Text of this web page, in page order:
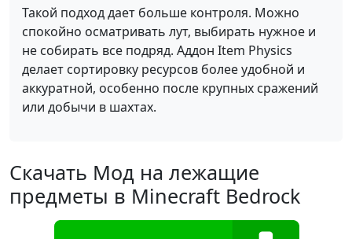
Такой подход дает больше контроля. Можно
спокойно осматривать лут, выбирать нужное и
не собирать все подряд. Аддон Item Physics
делает сортировку ресурсов более удобной и
аккуратной, особенно после крупных сражений
или добычи в шахтах.
Скачать Мод на лежащие
предметы в Minecraft Bedrock